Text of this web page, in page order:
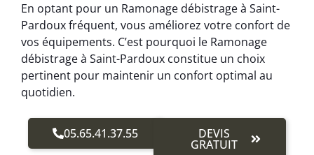
En optant pour un Ramonage débistrage à Saint-
Pardoux fréquent, vous améliorez votre confort de
vos équipements. C’est pourquoi le Ramonage
débistrage à Saint-Pardoux constitue un choix
pertinent pour maintenir un confort optimal au
quotidien.
05.65.41.37.55 DEVIS
GRATUIT